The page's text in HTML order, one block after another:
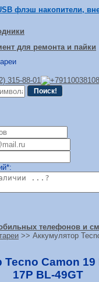
флэш накопители,
для ремонта и пайки
телефонов и
>> Аккумулятор
Tecno Camon 19
17P BL-49GT